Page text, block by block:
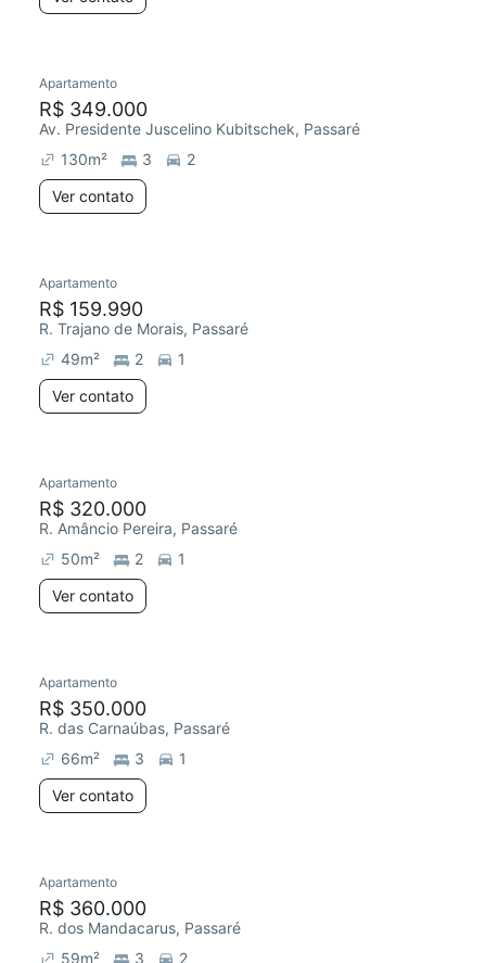
Apartamento
R$ 349.000
Av. Presidente Juscelino Kubitschek, Passaré
130m² 3
2
Ver contato
Apartamento
R$ 159.990
R. Trajano de Morais, Passaré
49m² 2
1
Ver contato
Apartamento
R$ 320.000
R. Amâncio Pereira, Passaré
50m² 2
1
Ver contato
Apartamento
R$ 350.000
R. das Carnaúbas, Passaré
66m² 3
1
Ver contato
Apartamento
R$ 360.000
R. dos Mandacarus, Passaré
59m² 3 2